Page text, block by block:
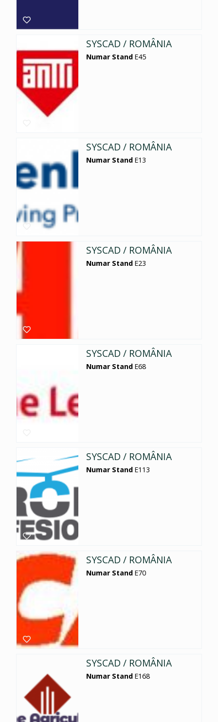
SYSCAD / ROMÂNIA
Numar Stand E45
SYSCAD / ROMÂNIA
Numar Stand E13
SYSCAD / ROMÂNIA
Numar Stand E23
SYSCAD / ROMÂNIA
Numar Stand E68
SYSCAD / ROMÂNIA
Numar Stand E113
SYSCAD / ROMÂNIA
Numar Stand E70
SYSCAD / ROMÂNIA
Numar Stand E168